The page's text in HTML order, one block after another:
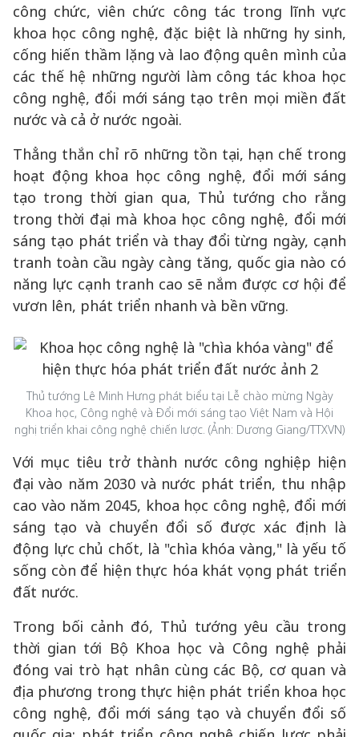
công chức, viên chức công tác trong lĩnh vực
khoa học công nghệ, đặc biệt là những hy sinh,
cống hiến thầm lặng và lao động quên mình của
các thế hệ những người làm công tác khoa học
công nghệ, đổi mới sáng tạo trên mọi miền đất
nước và cả ở nước ngoài.
Thẳng thắn chỉ rõ những tồn tại, hạn chế trong
hoạt động khoa học công nghệ, đổi mới sáng
tạo trong thời gian qua, Thủ tướng cho rằng
trong thời đại mà khoa học công nghệ, đổi mới
sáng tạo phát triển và thay đổi từng ngày, cạnh
tranh toàn cầu ngày càng tăng, quốc gia nào có
năng lực cạnh tranh cao sẽ nắm được cơ hội để
vươn lên, phát triển nhanh và bền vững.
Thủ tướng Lê Minh Hưng phát biểu tại Lễ chào mừng Ngày
Khoa học, Công nghệ và Đổi mới sáng tạo Việt Nam và Hội
nghị triển khai công nghệ chiến lược. (Ảnh: Dương Giang/TTXVN)
Với mục tiêu trở thành nước công nghiệp hiện
đại vào năm 2030 và nước phát triển, thu nhập
cao vào năm 2045, khoa học công nghệ, đổi mới
sáng tạo và chuyển đổi số được xác định là
động lực chủ chốt, là "chìa khóa vàng," là yếu tố
sống còn để hiện thực hóa khát vọng phát triển
đất nước.
Trong bối cảnh đó, Thủ tướng yêu cầu trong
thời gian tới Bộ Khoa học và Công nghệ phải
đóng vai trò hạt nhân cùng các Bộ, cơ quan và
địa phương trong thực hiện phát triển khoa học
công nghệ, đổi mới sáng tạo và chuyển đổi số